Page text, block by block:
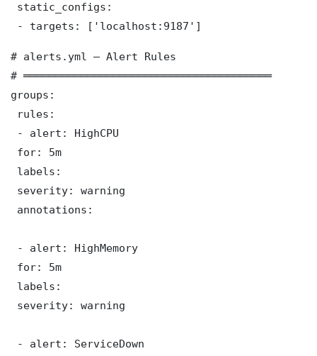
static_configs:
- targets: ['localhost:9187']
# alerts.yml — Alert Rules
# ═══════════════════════════════════════
groups:
rules:
- alert: HighCPU
for: 5m
labels:
severity: warning
annotations:
- alert: HighMemory
for: 5m
labels:
severity: warning
- alert: ServiceDown